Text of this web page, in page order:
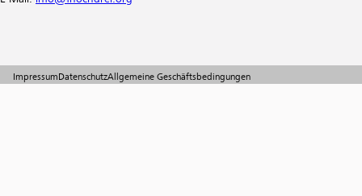
ImpressumDatenschutzAllgemeine Geschäftsbedingungen